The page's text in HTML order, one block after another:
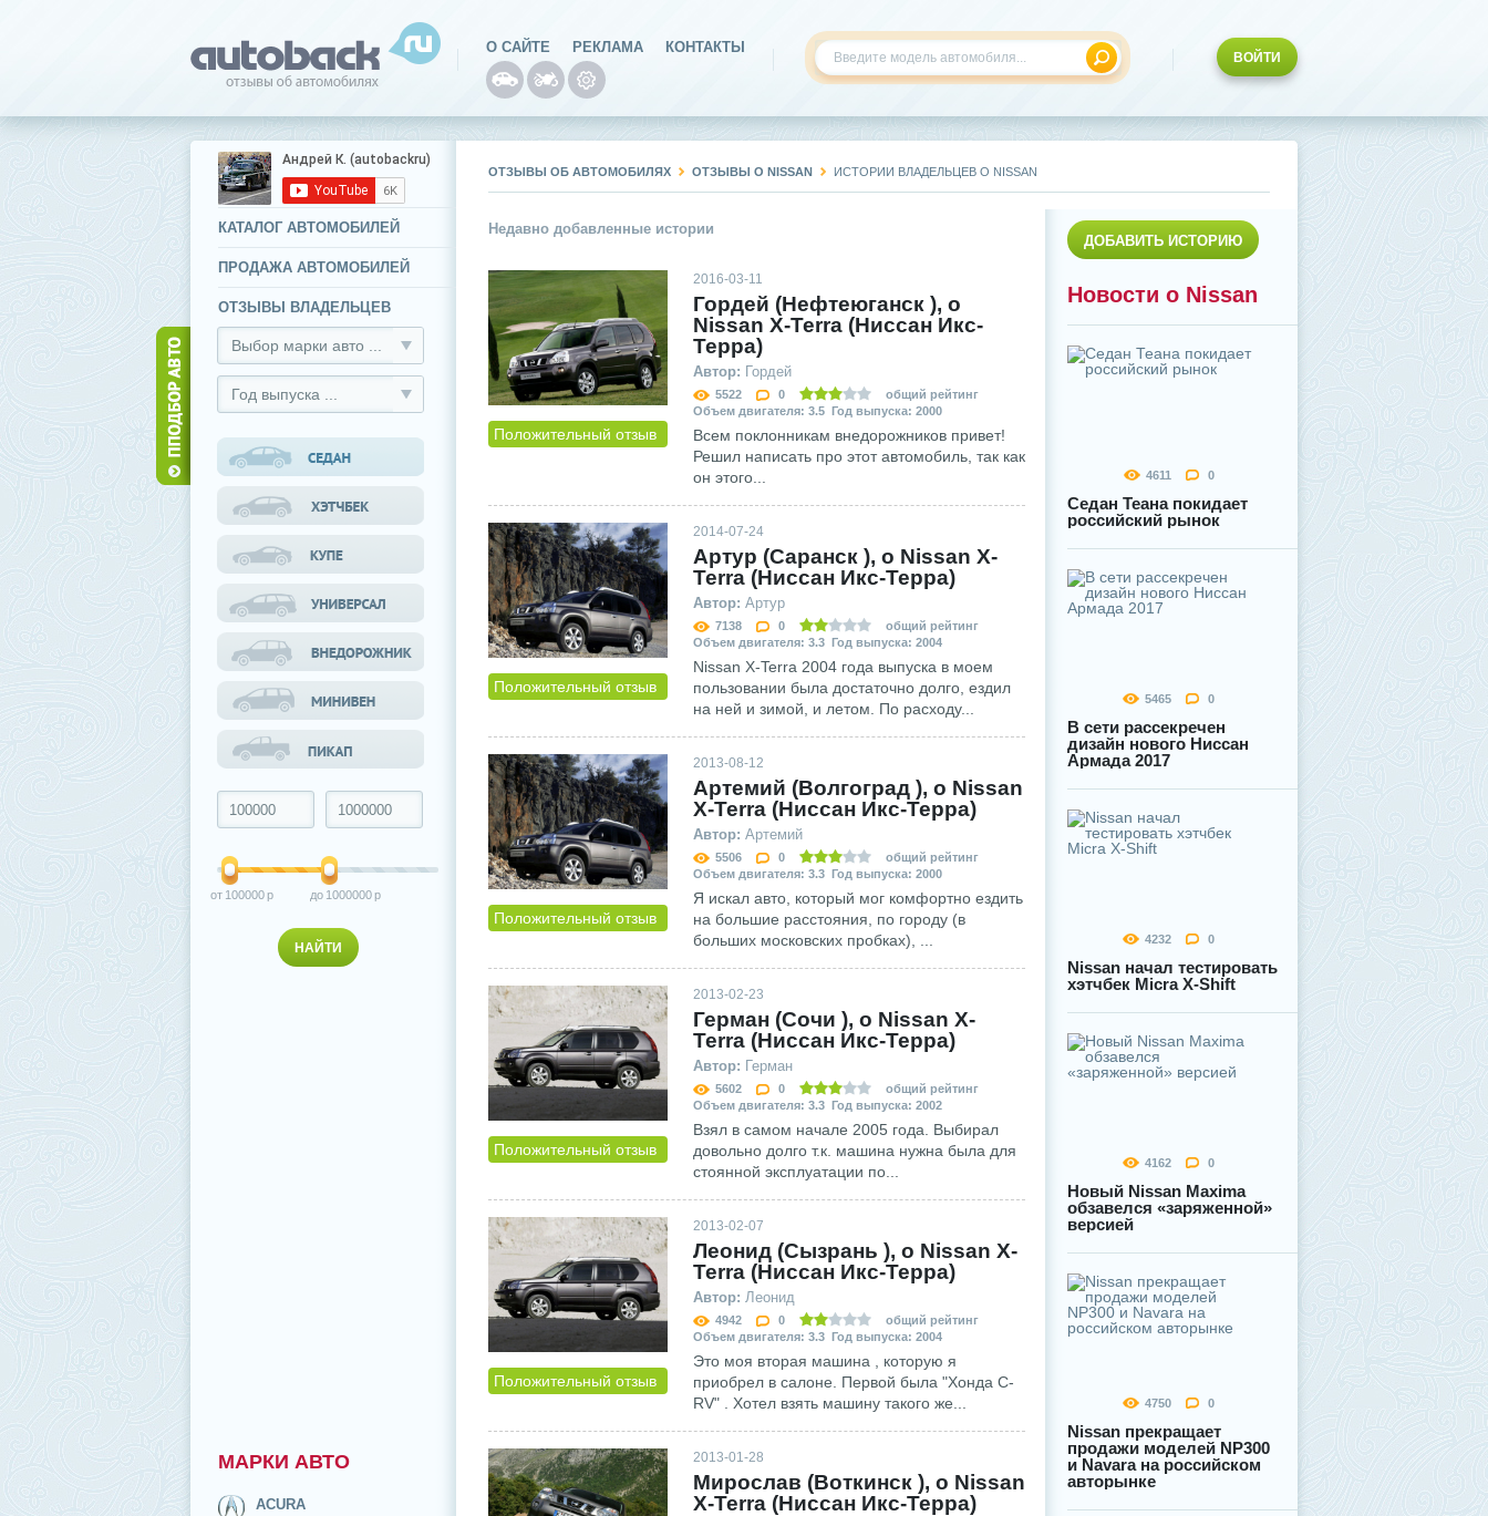
О САЙТЕ РЕКЛАМА КОНТАКТЫ
ВОЙТИ
КАТАЛОГ АВТОМОБИЛЕЙ
ПРОДАЖА АВТОМОБИЛЕЙ
ОТЗЫВЫ ВЛАДЕЛЬЦЕВ
Выбор марки авто ...
Год выпуска ...
100000 1000000
МАРКИ АВТО
ACURA
ОТЗЫВЫ ОБ АВТОМОБИЛЯХ ОТЗЫВЫ О NISSAN ИСТОРИИ ВЛАДЕЛЬЦЕВ О NISSAN
Недавно добавленные истории
Положительный отзыв
2016-03-11
Гордей (Нефтеюганск ), о
Nissan X-Terra (Ниссан Икс-
Терра)
Автор: Гордей
5522 0
общий рейтинг
Объем двигателя: 3.5 Год выпуска: 2000
Всем поклонникам внедорожников привет!
Решил написать про этот автомобиль, так как
он этого...
Положительный отзыв
2014-07-24
Артур (Саранск ), о Nissan X-
Terra (Ниссан Икс-Терра)
Автор: Артур
7138 0
общий рейтинг
Объем двигателя: 3.3 Год выпуска: 2004
Nissan X-Terra 2004 года выпуска в моем
пользовании была достаточно долго, ездил
на ней и зимой, и летом. По расходу...
Положительный отзыв
2013-08-12
Артемий (Волгоград ), о Nissan
X-Terra (Ниссан Икс-Терра)
Автор: Артемий
5506 0
общий рейтинг
Объем двигателя: 3.3 Год выпуска: 2000
Я искал авто, который мог комфортно ездить
на большие расстояния, по городу (в
больших московских пробках), ...
Положительный отзыв
2013-02-23
Герман (Сочи ), о Nissan X-
Terra (Ниссан Икс-Терра)
Автор: Герман
5602 0
общий рейтинг
Объем двигателя: 3.3 Год выпуска: 2002
Взял в самом начале 2005 года. Выбирал
довольно долго т.к. машина нужна была для
стоянной эксплуатации по...
Положительный отзыв
2013-02-07
Леонид (Сызрань ), о Nissan X-
Terra (Ниссан Икс-Терра)
Автор: Леонид
4942 0
общий рейтинг
Объем двигателя: 3.3 Год выпуска: 2004
Это моя вторая машина , которую я
приобрел в салоне. Первой была "Хонда С-
RV" . Хотел взять машину такого же...
2013-01-28
Мирослав (Воткинск ), о Nissan
X-Terra (Ниссан Икс-Терра)
ДОБАВИТЬ ИСТОРИЮ
Новости о Nissan
4611 0
Седан Теана покидает
российский рынок
5465 0
В сети рассекречен
дизайн нового Ниссан
Армада 2017
4232 0
Nissan начал тестировать
хэтчбек Micra Х-Shift
4162 0
Новый Nissan Maxima
обзавелся «заряженной»
версией
4750 0
Nissan прекращает
продажи моделей NP300
и Navara на российском
авторынке